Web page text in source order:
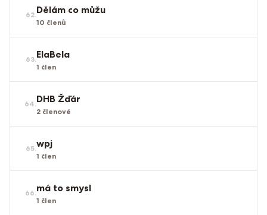
62.Dělám co můžu
10 členů
63.ElaBela
1 člen
64.DHB Žďár
2 členové
65.wpj
1 člen
66.má to smysl
1 člen